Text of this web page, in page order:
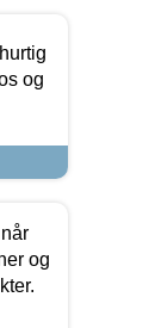
og
og